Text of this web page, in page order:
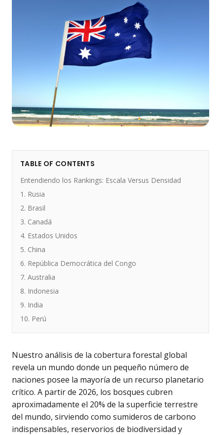
TABLE OF CONTENTS
Entendiendo los Rankings: Escala Versus Densidad
1. Rusia
2. Brasil
3. Canadá
4. Estados Unidos
5. China
6. República Democrática del Congo
7. Australia
8. Indonesia
9. India
10. Perú
Nuestro análisis de la cobertura forestal global
revela un mundo donde un pequeño número de
naciones posee la mayoría de un recurso planetario
crítico. A partir de 2026, los bosques cubren
aproximadamente el 20% de la superficie terrestre
del mundo, sirviendo como sumideros de carbono
indispensables, reservorios de biodiversidad y